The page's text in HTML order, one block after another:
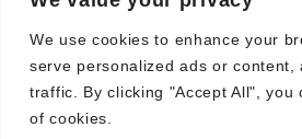
We use cookies to enhance your
serve personalized ads or content,
traffic. By clicking "Accept All", you
of cookies.